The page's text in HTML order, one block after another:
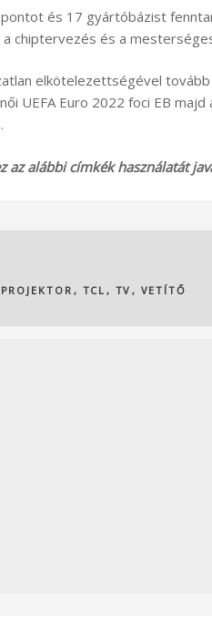
és 17 gyártóbázist
chiptervezés és a
elkötelezettségével
UEFA Euro 2022 foci EB
az alábbi címkék használatát
PROJEKTOR , TCL , TV , VETÍTŐ